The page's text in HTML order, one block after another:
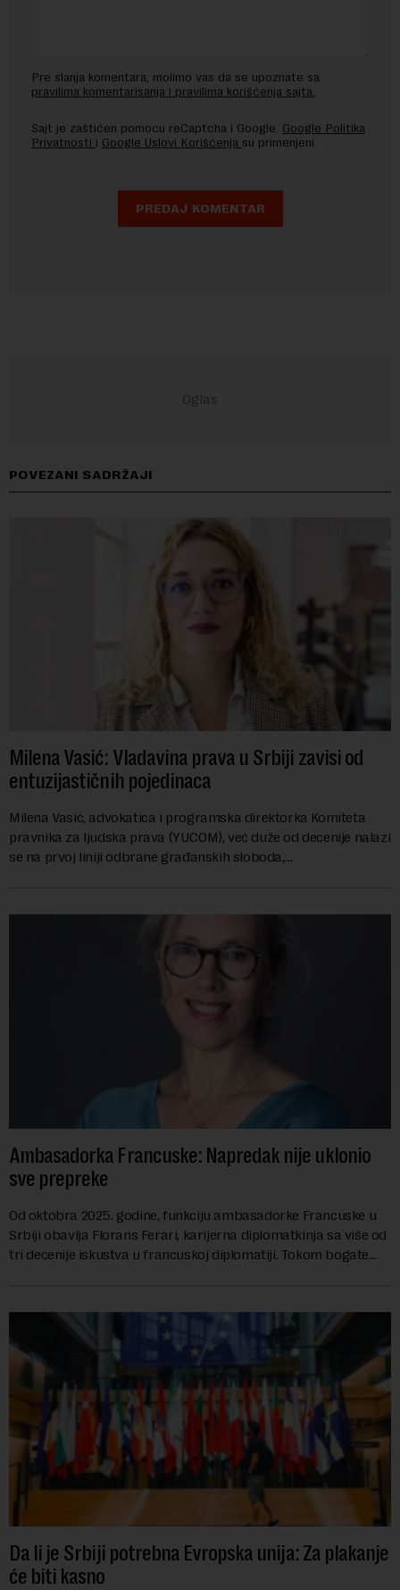
Pre slanja komentara, molimo vas da se upoznate sa
pravilima komentarisanja i pravilima korišćenja sajta.
Sajt je zaštićen pomocu reCaptcha i Google. Google Politika
Privatnosti i Google Uslovi Korišćenja su primenjeni.
POVEZANI SADRŽAJI
Milena Vasić: Vladavina prava u Srbiji zavisi od
entuzijastičnih pojedinaca
Milena Vasić, advokatica i programska direktorka Komiteta
pravnika za ljudska prava (YUCOM), već duže od decenije nalazi
se na prvoj liniji odbrane građanskih sloboda,
Ambasadorka Francuske: Napredak nije uklonio
sve prepreke
Od oktobra 2025. godine, funkciju ambasadorke Francuske u
Srbiji obavlja Florans Ferari, karijerna diplomatkinja sa više od
tri decenije iskustva u francuskoj diplomatiji. Tokom bogate
Da li je Srbiji potrebna Evropska unija: Za plakanje
će biti kasno